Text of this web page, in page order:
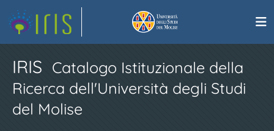
IRIS Catalogo Istituzionale della
Ricerca dell'Università degli Studi
del Molise